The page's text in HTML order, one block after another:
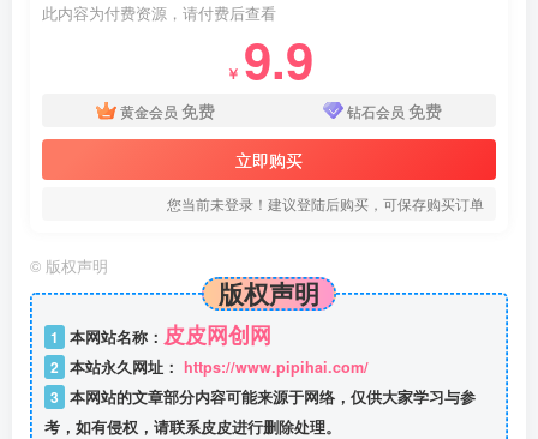
此内容为付费资源，请付费后查看
￥ 9.9
黄金会员 免费 钻石会员 免费
立即购买
您当前未登录！建议登陆后购买，可保存购买订单
© 版权声明
版权声明
1 本网站名称： 皮皮网创网
2 本站永久网址： https://www.pipihai.com/
3 本网站的文章部分内容可能来源于网络，仅供大家学习与参
考，如有侵权，请联系皮皮进行删除处理。